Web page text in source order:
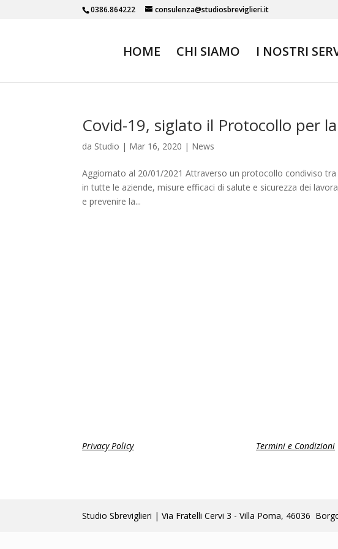
0386.864222 consulenza@studiosbreviglieri.it
HOME CHI SIAMO I NOSTRI
Covid-19, siglato il Protocollo per
da Studio | Mar 16, 2020 | News
Aggiornato al 20/01/2021 Attraverso un protocollo condiviso
in tutte le aziende, misure efficaci di salute e sicurezza dei
e prevenire la...
Privacy Policy Termini e Condizioni
Studio Sbreviglieri | Via Fratelli Cervi 3 - Villa Poma, 46036